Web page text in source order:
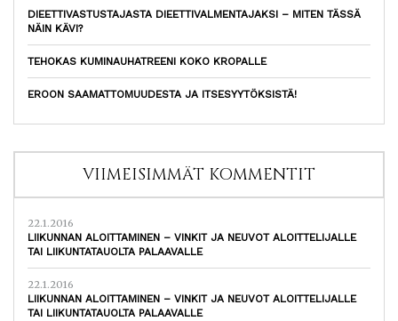
DIEETTIVASTUSTAJASTA DIEETTIVALMENTAJAKSI – MITEN TÄSSÄ
NÄIN KÄVI?
TEHOKAS KUMINAUHATREENI KOKO KROPALLE
EROON SAAMATTOMUUDESTA JA ITSESYYTÖKSISTÄ!
VIIMEISIMMÄT KOMMENTIT
22.1.2016
LIIKUNNAN ALOITTAMINEN – VINKIT JA NEUVOT ALOITTELIJALLE
TAI LIIKUNTATAUOLTA PALAAVALLE
22.1.2016
LIIKUNNAN ALOITTAMINEN – VINKIT JA NEUVOT ALOITTELIJALLE
TAI LIIKUNTATAUOLTA PALAAVALLE